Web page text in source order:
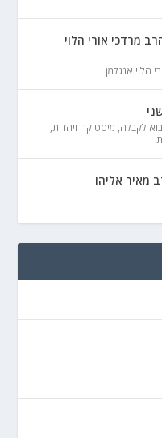
מרדכי אורי הלוי
הלוי אנגלמן
לקבלה, מיסטיקה ויהדות,
אליהו